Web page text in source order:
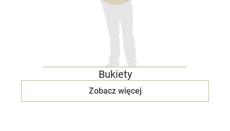
Bukiety
Zobacz więcej